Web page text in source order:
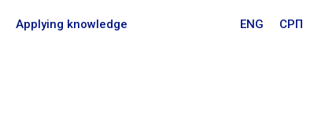
Applying knowledge ENG СРП